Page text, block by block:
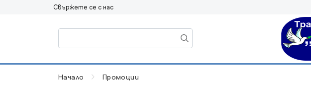
Свържете се с нас
Начало Промоции